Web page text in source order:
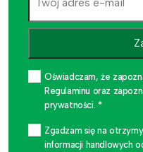
Oświadczam, że
Regulaminu oraz
prywatności. *
Zgadzam się na
informacji handlowych